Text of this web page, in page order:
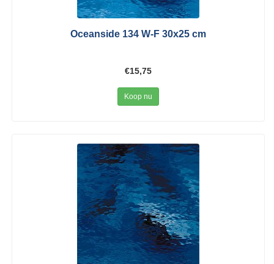
Oceanside 134 W-F 30x25 cm
€15,75
Koop nu